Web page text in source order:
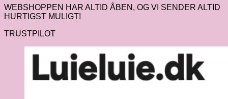
WEBSHOPPEN HAR ALTID ÅBEN, OG VI SENDER ALTID
HURTIGST MULIGT!
TRUSTPILOT